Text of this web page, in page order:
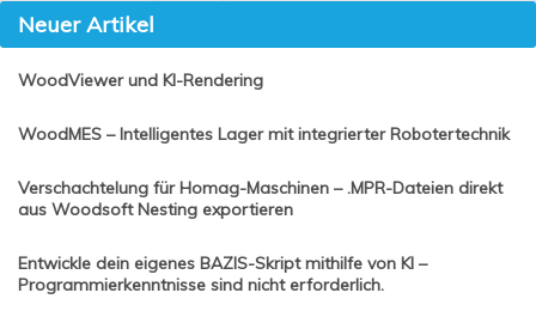
Neuer Artikel
WoodViewer und KI-Rendering
WoodMES – Intelligentes Lager mit integrierter Robotertechnik
Verschachtelung für Homag-Maschinen – .MPR-Dateien direkt
aus Woodsoft Nesting exportieren
Entwickle dein eigenes BAZIS-Skript mithilfe von KI –
Programmierkenntnisse sind nicht erforderlich.